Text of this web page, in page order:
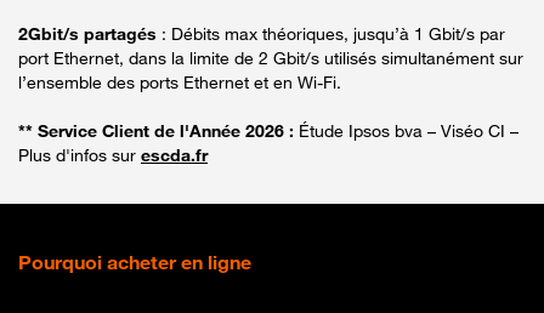
2Gbit/s partagés : Débits max théoriques, jusqu’à 1 Gbit/s par
port Ethernet, dans la limite de 2 Gbit/s utilisés simultanément sur
l’ensemble des ports Ethernet et en Wi-Fi.
** Service Client de l'Année 2026 : Étude Ipsos bva – Viséo CI –
Plus d'infos sur escda.fr
Pourquoi acheter en ligne